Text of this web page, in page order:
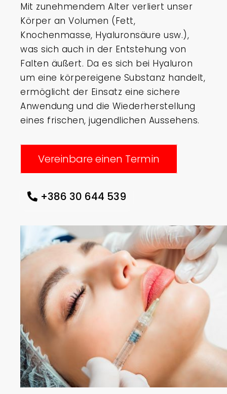
Mit zunehmendem Alter verliert unser
Körper an Volumen (Fett,
Knochenmasse, Hyaluronsäure usw.),
was sich auch in der Entstehung von
Falten äußert. Da es sich bei Hyaluron
um eine körpereigene Substanz handelt,
ermöglicht der Einsatz eine sichere
Anwendung und die Wiederherstellung
eines frischen, jugendlichen Aussehens.
Vereinbare einen Termin
+386 30 644 539